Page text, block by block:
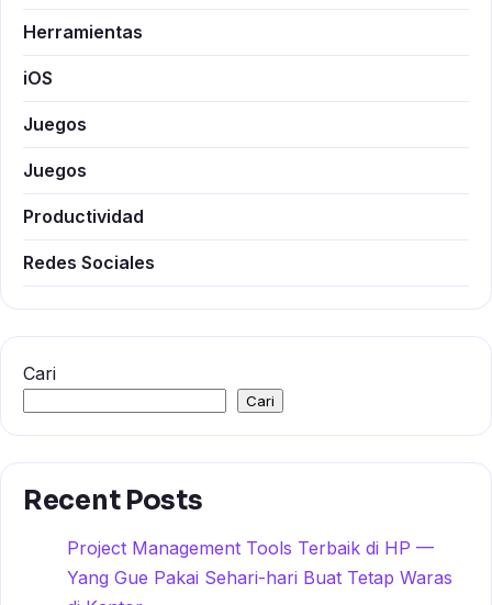
Herramientas
iOS
Juegos
Juegos
Productividad
Redes Sociales
Cari
Cari
Recent Posts
Project Management Tools Terbaik di HP —
Yang Gue Pakai Sehari-hari Buat Tetap Waras